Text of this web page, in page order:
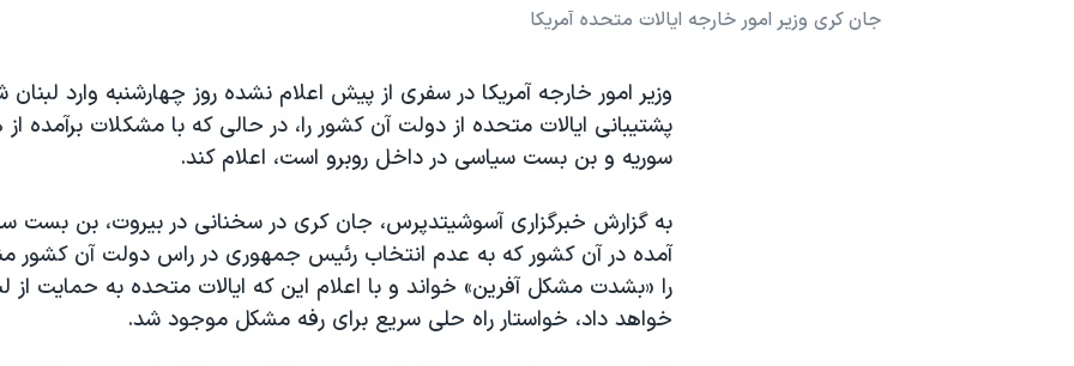
نرگس محمدی برنده جایزه نوبل صلحجان کری وزیر امور خارجه ایالات متحده آمریکا
وزیر امور خارجه آمریکا در سفری از پیش اعلام نشده روز چهارشنبه وارد
پشتیبانی ایالات متحده از دولت آن کشور را، در حالی که با مشکلات برآمده
سوریه و بن بست سیاسی در داخل روبرو است، اعلام کند.
به گزارش خبرگزاری آسوشیتدپرس، جان کری در سخنانی در بیروت، بن بست
آمده در آن کشور که به عدم انتخاب رئیس جمهوری در راس دولت آن کشور
را «بشدت مشکل آفرین» خواند و با اعلام این که ایالات متحده به حمایت از
خواهد داد، خواستار راه حلی سریع برای رفه مشکل موجود شد.